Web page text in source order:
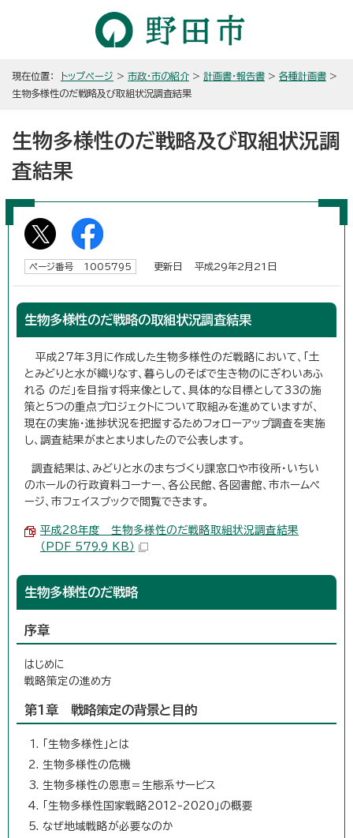
現在位置： トップページ > 市政・市の紹介 > 計画書・報告書 > 各種計画書 >
生物多様性のだ戦略及び取組状況調査結果
生物多様性のだ戦略及び取組状況調
査結果
ページ番号 1005795 更新日 平成29年2月21日
生物多様性のだ戦略の取組状況調査結果
平成27年3月に作成した生物多様性のだ戦略において、「土
とみどりと水が織りなす、暮らしのそばで生き物のにぎわいあふ
れる のだ」を目指す将来像として、具体的な目標として33の施
策と5つの重点プロジェクトについて取組みを進めていますが、
現在の実施・進捗状況を把握するためフォローアップ調査を実施
し、調査結果がまとまりましたので公表します。
調査結果は、みどりと水のまちづくり課窓口や市役所・いちい
のホールの行政資料コーナー、各公民館、各図書館、市ホームペ
ージ、市フェイスブックで閲覧できます。
平成28年度 生物多様性のだ戦略取組状況調査結果
（PDF 579.9 KB）
生物多様性のだ戦略
序章
はじめに
戦略策定の進め方
第1章 戦略策定の背景と目的
「生物多様性」とは
生物多様性の危機
生物多様性の恩恵＝生態系サービス
「生物多様性国家戦略2012-2020」の概要
なぜ地域戦略が必要なのか